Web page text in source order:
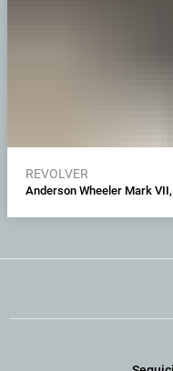
REVOLVER
Anderson Wheeler Mark